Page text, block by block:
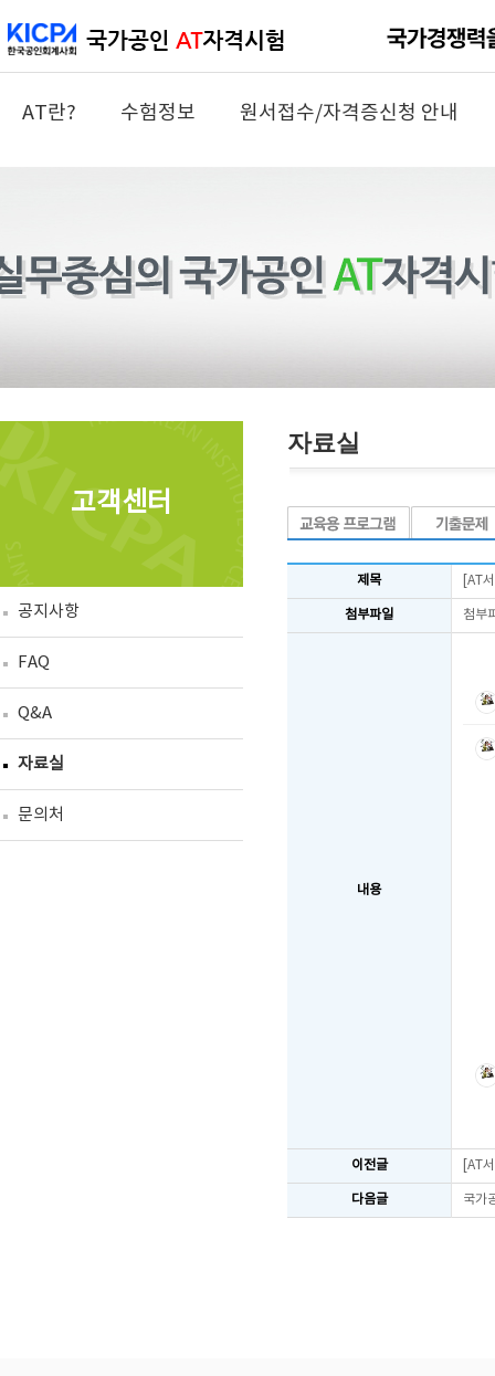
AT란? 수험정보 원서접수/자격증신청 안내
고객센터
공지사항
FAQ
Q&A
자료실
문의처
자료실
제목 [AT
첨부파일 첨부
내용
이전글 [AT
다음글 국가